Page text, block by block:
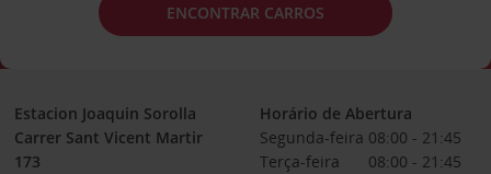
ENCONTRAR CARROS
Estacion Joaquin Sorolla
Carrer Sant Vicent Martir
173
Horário de Abertura
Segunda-feira 08:00 - 21:45
Terça-feira
08:00 - 21:45